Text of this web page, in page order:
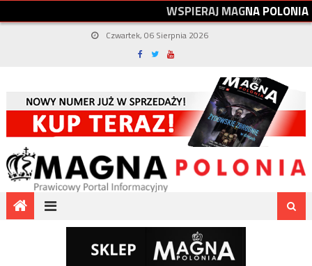
WSPIERAJMAGNAPOLONIA
Czwartek, 06 Sierpnia 2026